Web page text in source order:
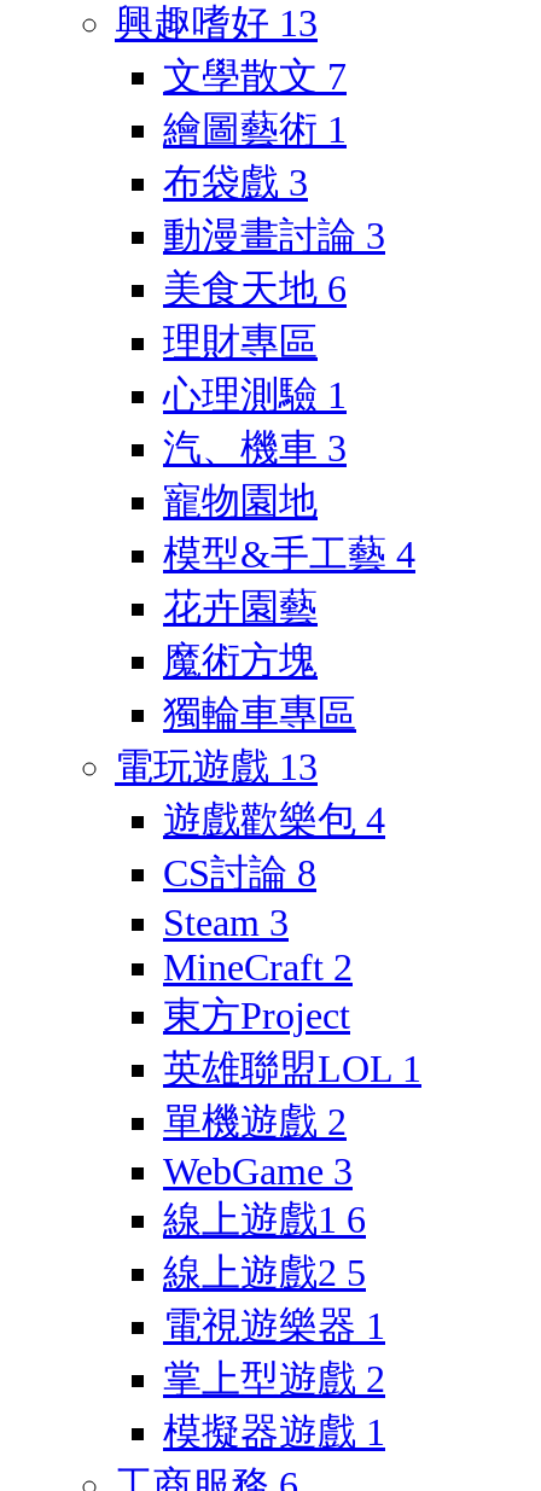
興趣嗜好 13
文學散文 7
繪圖藝術 1
布袋戲 3
動漫畫討論 3
美食天地 6
理財專區
心理測驗 1
汽、機車 3
寵物園地
模型&手工藝 4
花卉園藝
魔術方塊
獨輪車專區
電玩遊戲 13
遊戲歡樂包 4
CS討論 8
Steam 3
MineCraft 2
東方Project
英雄聯盟LOL 1
單機遊戲 2
WebGame 3
線上遊戲1 6
線上遊戲2 5
電視遊樂器 1
掌上型遊戲 2
模擬器遊戲 1